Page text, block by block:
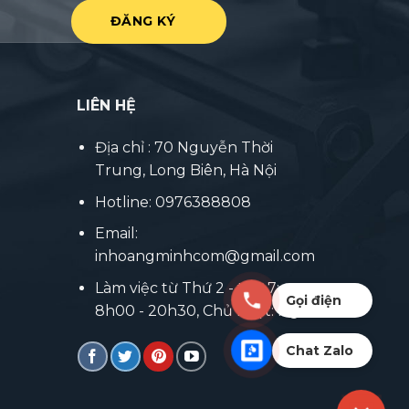
LIÊN HỆ
Địa chỉ : 70 Nguyễn Thời
Trung, Long Biên, Hà Nội
Hotline: 0976388808
Email:
inhoangminhcom@gmail.com
Làm việc từ Thứ 2 - thứ 7:
8h00 - 20h30, Chủ nhật: Nghỉ
Gọi điện
Chat Zalo